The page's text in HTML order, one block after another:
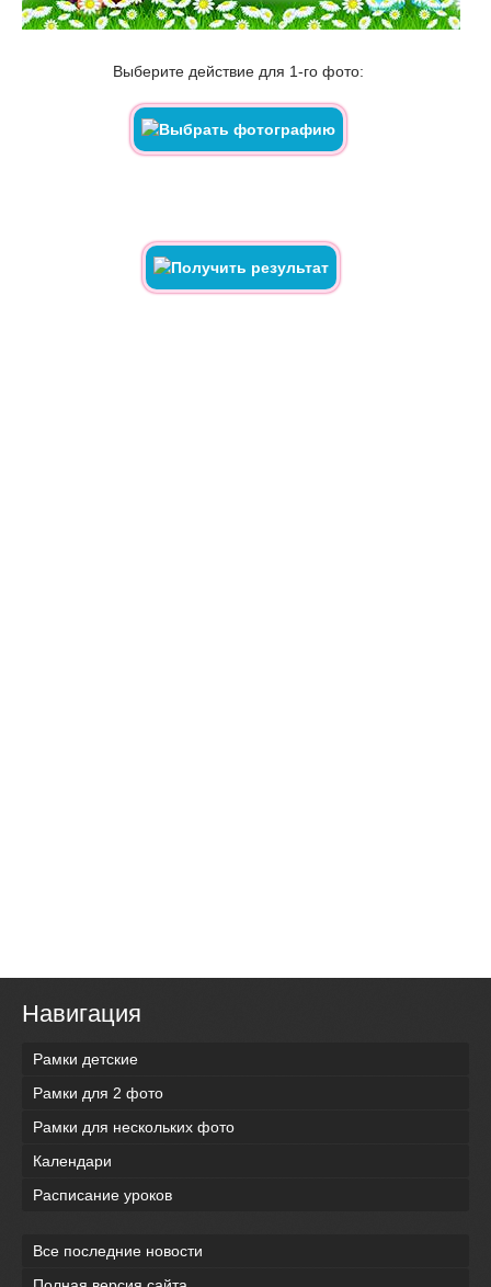
Выберите действие для 1-го фото:
Навигация
Рамки детские
Рамки для 2 фото
Рамки для нескольких фото
Календари
Расписание уроков
Все последние новости